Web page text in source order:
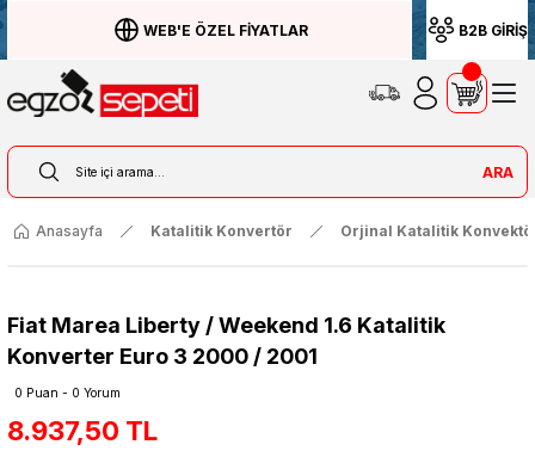
WEB'E ÖZEL FİYATLAR B2B GİRİŞ
ARA
Anasayfa Katalitik Konvertör Orjinal Katalitik
Fiat Marea Liberty / Weekend 1.6 Katalitik
Konverter Euro 3 2000 / 2001
0 Puan - 0 Yorum
8.937,50 TL